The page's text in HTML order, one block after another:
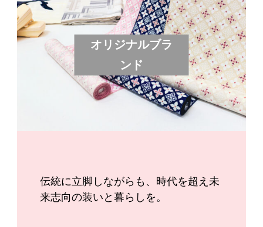
オリジナルブラ
ンド
伝統に立脚しながらも、時代を超え未
来志向の装いと暮らしを。